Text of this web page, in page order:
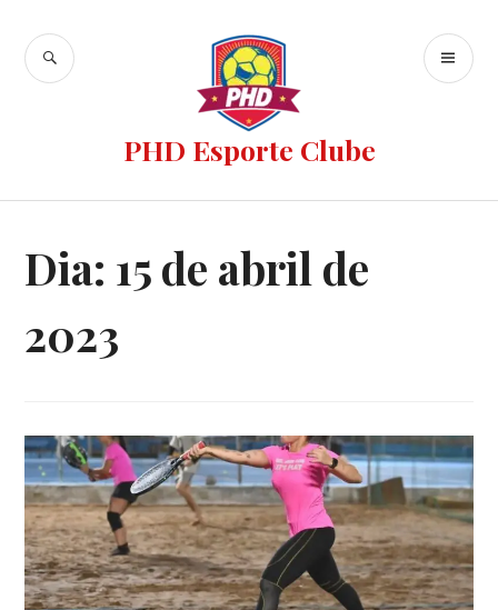
PHD Esporte Clube
Dia: 15 de abril de
2023